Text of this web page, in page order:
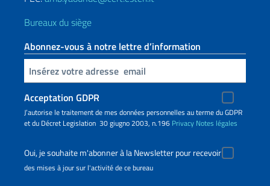
Bureaux du siège
Abonnez-vous à notre lettre d’information
Insert your email
Acceptation GDPR
J’autorise le traitement de mes données personnelles au terme du GDPR
et du Décret Legislation 30 giugno 2003, n.196 Privacy Notes légales
Oui, je souhaite m'abonner à la Newsletter pour recevoir
des mises à jour sur l'activité de ce bureau